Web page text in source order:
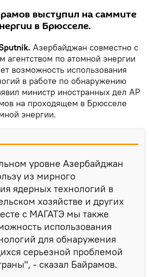
выступил на саммите
в Брюсселе.
Азербайджан совместно с
по атомной энергии
возможность использования
в работе по обнаружению
министр иностранных дел АР
на проходящем в Брюсселе
энергии.
уровне Азербайджан
из мирного
ядерных технологий в
хозяйстве и других
с МАГАТЭ мы также
использования
для обнаружения
серьезной проблемой
- сказал Байрамов.